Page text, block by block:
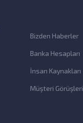
Bizden Haberler
Banka Hesapları
İnsan Kaynakları
Müşteri Görüşleri